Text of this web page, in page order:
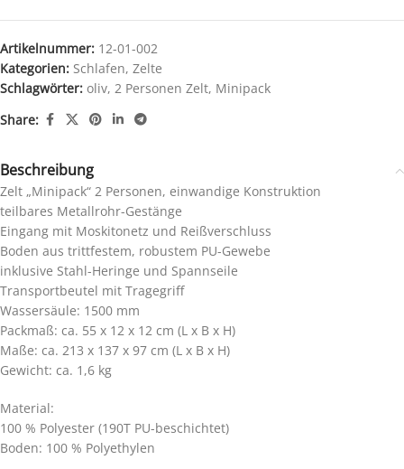
Artikelnummer: 12-01-002
Kategorien: Schlafen, Zelte
Schlagwörter: oliv, 2 Personen Zelt, Minipack
Share:
Beschreibung
Zelt „Minipack“ 2 Personen, einwandige Konstruktion
teilbares Metallrohr-Gestänge
Eingang mit Moskitonetz und Reißverschluss
Boden aus trittfestem, robustem PU-Gewebe
inklusive Stahl-Heringe und Spannseile
Transportbeutel mit Tragegriff
Wassersäule: 1500 mm
Packmaß: ca. 55 x 12 x 12 cm (L x B x H)
Maße: ca. 213 x 137 x 97 cm (L x B x H)
Gewicht: ca. 1,6 kg
Material:
100 % Polyester (190T PU-beschichtet)
Boden: 100 % Polyethylen